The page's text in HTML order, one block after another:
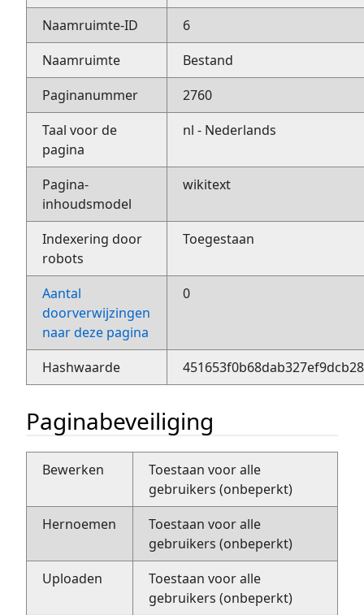
Naamruimte-ID
6
Naamruimte
Bestand
Paginanummer
2760
Taal voor de
pagina
nl - Nederlands
Pagina-
inhoudsmodel
wikitext
Indexering door
robots
Toegestaan
Aantal
doorverwijzingen
naar deze pagina
0
Hashwaarde
Paginabeveiliging
Bewerken
Toestaan voor alle
gebruikers (onbeperkt)
Hernoemen
Toestaan voor alle
gebruikers (onbeperkt)
Uploaden
Toestaan voor alle
gebruikers (onbeperkt)